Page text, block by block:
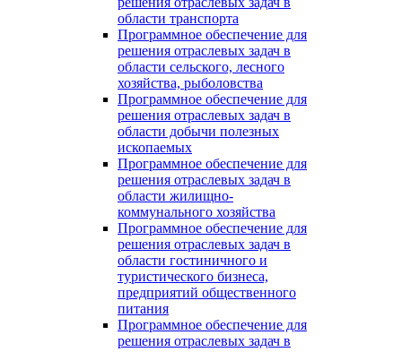
области транспорта
Программное обеспечение для
решения отраслевых задач в
области сельского, лесного
хозяйства, рыболовства
Программное обеспечение для
решения отраслевых задач в
области добычи полезных
ископаемых
Программное обеспечение для
решения отраслевых задач в
области жилищно-
коммунального хозяйства
Программное обеспечение для
решения отраслевых задач в
области гостиничного и
туристического бизнеса,
предприятий общественного
питания
Программное обеспечение для
решения отраслевых задач в